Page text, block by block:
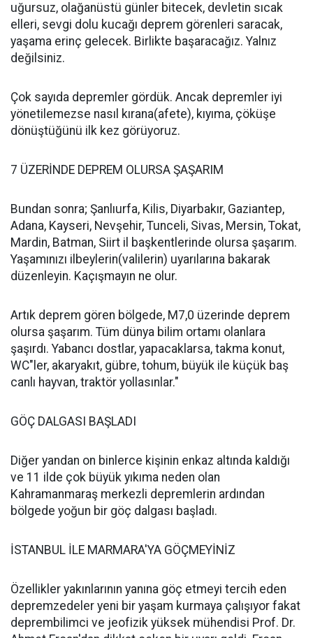
uğursuz, olağanüstü günler bitecek, devletin sıcak
elleri, sevgi dolu kucağı deprem görenleri saracak,
yaşama erinç gelecek. Birlikte başaracağız. Yalnız
değilsiniz.
Çok sayıda depremler gördük. Ancak depremler iyi
yönetilemezse nasıl kırana(afete), kıyıma, çöküşe
dönüştüğünü ilk kez görüyoruz.
7 ÜZERİNDE DEPREM OLURSA ŞAŞARIM
Bundan sonra; Şanlıurfa, Kilis, Diyarbakır, Gaziantep,
Adana, Kayseri, Nevşehir, Tunceli, Sivas, Mersin, Tokat,
Mardin, Batman, Siirt il başkentlerinde olursa şaşarım.
Yaşamınızı ilbeylerin(valilerin) uyarılarına bakarak
düzenleyin. Kaçışmayın ne olur.
Artık deprem gören bölgede, M7,0 üzerinde deprem
olursa şaşarım. Tüm dünya bilim ortamı olanlara
şaşırdı. Yabancı dostlar, yapacaklarsa, takma konut,
WC"ler, akaryakıt, gübre, tohum, büyük ile küçük baş
canlı hayvan, traktör yollasınlar."
GÖÇ DALGASI BAŞLADI
Diğer yandan on binlerce kişinin enkaz altında kaldığı
ve 11 ilde çok büyük yıkıma neden olan
Kahramanmaraş merkezli depremlerin ardından
bölgede yoğun bir göç dalgası başladı.
İSTANBUL İLE MARMARA'YA GÖÇMEYİNİZ
Özellikler yakınlarının yanına göç etmeyi tercih eden
depremzedeler yeni bir yaşam kurmaya çalışıyor fakat
deprembilimci ve jeofizik yüksek mühendisi Prof. Dr.